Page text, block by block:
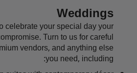
Weddings
celebrate your special day your
Turn to us for careful
vendors, and anything else
you need, including: